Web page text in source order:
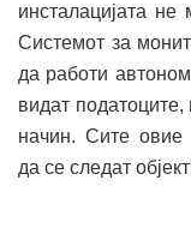
инсталацијата
Системот за
да работи
видат
начин. Сите овие
да се следат